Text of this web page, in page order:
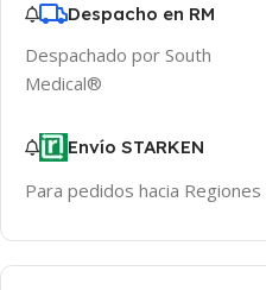
Despacho en RM
Despachado por South
Medical®
Envío STARKEN
Para pedidos hacia Regiones